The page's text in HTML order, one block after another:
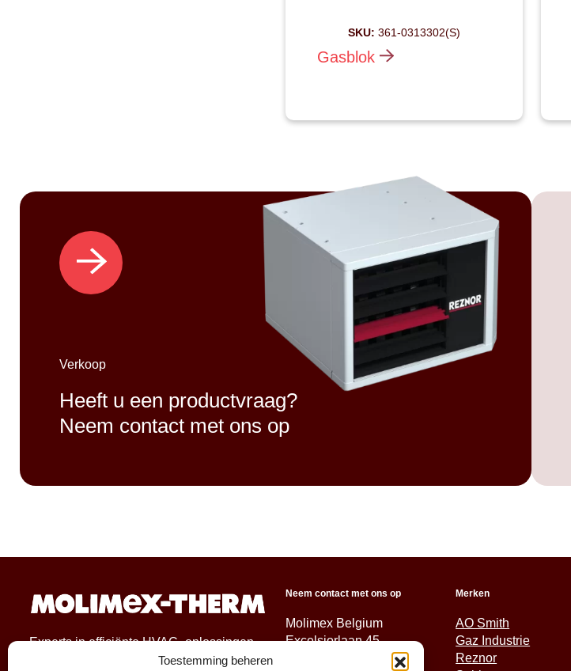
Toestemming beheren
SKU: 361-0313302(S)
Gasblok
Verkoop
Heeft u een productvraag?
Neem contact met ons op
Experts in efficiënte HVAC- oplossingen
Neem contact met ons op
Molimex Belgium
Excelsiorlaan 45
Merken
AO Smith
Gaz Industrie
Reznor